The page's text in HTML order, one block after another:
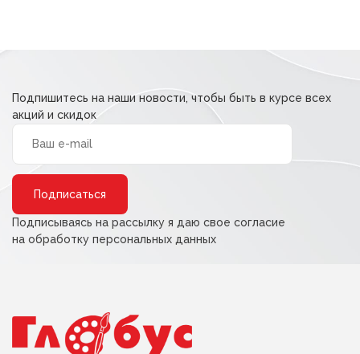
Подпишитесь на наши новости, чтобы быть в курсе всех
акций и скидок
Подписываясь на рассылку я даю свое согласие
на обработку персональных данных